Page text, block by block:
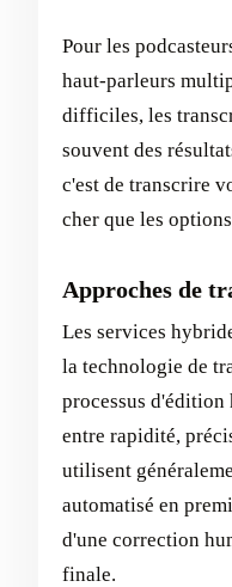
Pour les
haut-parleurs
difficiles, les
souvent des
c'est de transcrire
cher que les
Approches de
Les services
la technologie de
processus
entre rapidité,
utilisent
automatisé en
d'une correction
finale.